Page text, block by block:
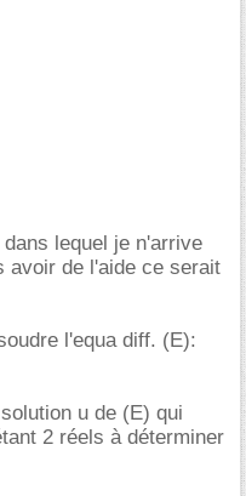
lequel je n'arrive
avoir de l'aide ce serait
l'equa diff. (E):
u de (E) qui
2 réels à déterminer